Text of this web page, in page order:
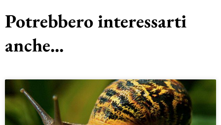
Potrebbero interessarti
anche...